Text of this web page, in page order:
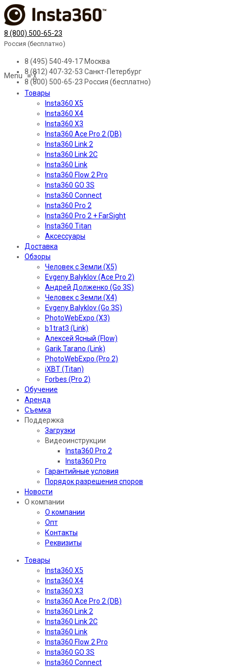
8 (800) 500-65-23
Россия (бесплатно)
8 (495) 540-49-17 Москва
8 (812) 407-32-53 Санкт-Петербург
8 (800) 500-65-23 Россия (бесплатно)
Menu≡╳
Товары
Insta360 X5
Insta360 X4
Insta360 X3
Insta360 Ace Pro 2 (DB)
Insta360 Link 2
Insta360 Link 2C
Insta360 Link
Insta360 Flow 2 Pro
Insta360 GO 3S
Insta360 Connect
Insta360 Pro 2
Insta360 Pro 2 + FarSight
Insta360 Titan
Аксессуары
Доставка
Обзоры
Человек с Земли (X5)
Evgeny Balyklov (Ace Pro 2)
Андрей Долженко (Go 3S)
Человек с Земли (X4)
Evgeny Balyklov (Go 3S)
PhotoWebExpo (X3)
b1trat3 (Link)
Алексей Ясный (Flow)
Garik Tarano (Link)
PhotoWebExpo (Pro 2)
iXBT (Titan)
Forbes (Pro 2)
Обучение
Аренда
Съемка
Поддержка
Загрузки
Видеоинструкции
Insta360 Pro 2
Insta360 Pro
Гарантийные условия
Порядок разрешения споров
Новости
О компании
О компании
Опт
Контакты
Реквизиты
Товары
Insta360 X5
Insta360 X4
Insta360 X3
Insta360 Ace Pro 2 (DB)
Insta360 Link 2
Insta360 Link 2C
Insta360 Link
Insta360 Flow 2 Pro
Insta360 GO 3S
Insta360 Connect